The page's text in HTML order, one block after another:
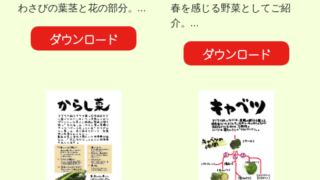
わさびの葉茎と花の部分。…
ダウンロード
春を感じる野菜としてご紹
介。…
ダウンロード